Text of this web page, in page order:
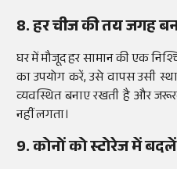
8. हर चीज की तय जगह
घर में मौजूद हर सामान की एक
का उपयोग करें, उसे वापस उसी
व्यवस्थित बनाए रखती है और
नहीं लगता।
9. कोनों को स्टोरेज में बदलें